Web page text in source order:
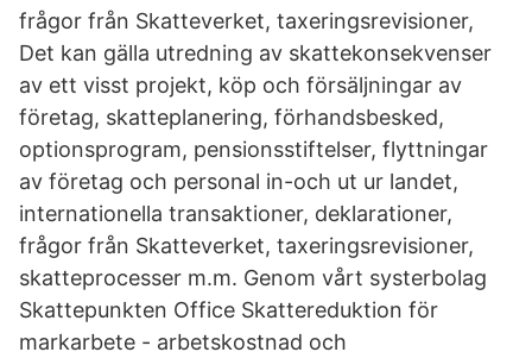
frågor från Skatteverket, taxeringsrevisioner,
Det kan gälla utredning av skattekonsekvenser
av ett visst projekt, köp och försäljningar av
företag, skatteplanering, förhandsbesked,
optionsprogram, pensionsstiftelser, flyttningar
av företag och personal in-och ut ur landet,
internationella transaktioner, deklarationer,
frågor från Skatteverket, taxeringsrevisioner,
skatteprocesser m.m. Genom vårt systerbolag
Skattepunkten Office Skattereduktion för
markarbete - arbetskostnad och